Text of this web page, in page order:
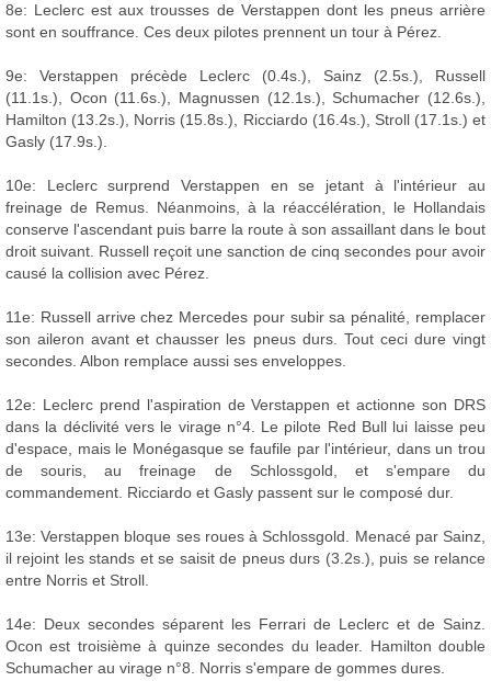
8e: Leclerc est aux trousses de Verstappen dont les pneus arrière
sont en souffrance. Ces deux pilotes prennent un tour à Pérez.
9e: Verstappen précède Leclerc (0.4s.), Sainz (2.5s.), Russell
(11.1s.), Ocon (11.6s.), Magnussen (12.1s.), Schumacher (12.6s.),
Hamilton (13.2s.), Norris (15.8s.), Ricciardo (16.4s.), Stroll (17.1s.) et
Gasly (17.9s.).
10e: Leclerc surprend Verstappen en se jetant à l'intérieur au
freinage de Remus. Néanmoins, à la réaccélération, le Hollandais
conserve l'ascendant puis barre la route à son assaillant dans le bout
droit suivant. Russell reçoit une sanction de cinq secondes pour avoir
causé la collision avec Pérez.
11e: Russell arrive chez Mercedes pour subir sa pénalité, remplacer
son aileron avant et chausser les pneus durs. Tout ceci dure vingt
secondes. Albon remplace aussi ses enveloppes.
12e: Leclerc prend l'aspiration de Verstappen et actionne son DRS
dans la déclivité vers le virage n°4. Le pilote Red Bull lui laisse peu
d'espace, mais le Monégasque se faufile par l'intérieur, dans un trou
de souris, au freinage de Schlossgold, et s'empare du
commandement. Ricciardo et Gasly passent sur le composé dur.
13e: Verstappen bloque ses roues à Schlossgold. Menacé par Sainz,
il rejoint les stands et se saisit de pneus durs (3.2s.), puis se relance
entre Norris et Stroll.
14e: Deux secondes séparent les Ferrari de Leclerc et de Sainz.
Ocon est troisième à quinze secondes du leader. Hamilton double
Schumacher au virage n°8. Norris s'empare de gommes dures.